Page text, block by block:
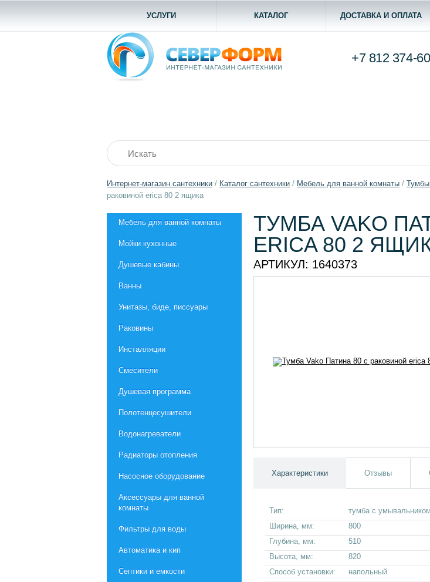
УСЛУГИ КАТАЛОГ ДОСТАВКА И ОПЛАТА
+7 812 374-
Интернет-магазин сантехники / Каталог сантехники / Мебель для ванной комнаты /
раковиной erica 80 2 ящика
Мебель для ванной комнаты
Мойки кухонные
Душевые кабины
Ванны
Унитазы, биде, писсуары
Раковины
Инсталляции
Смесители
Душевая программа
Полотенцесушители
Водонагреватели
Радиаторы отопления
Насосное оборудование
Aксессуары для ванной
комнаты
Фильтры для воды
Автоматика и кип
Септики и емкости
ТУМБА VAKO
ERICA 80 2
АРТИКУЛ: 1640373
Характеристики Отзывы
Тип:
тумба с умывальником
Ширина, мм:
800
Глубина, мм:
510
Высота, мм:
820
Способ установки:
напольный